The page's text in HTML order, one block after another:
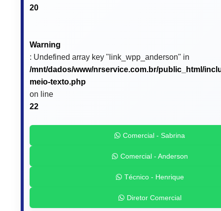
20
Warning
: Undefined array key "link_wpp_anderson" in
/mnt/dados/www/nrservice.com.br/public_html/
meio-texto.php
on line
22
Comercial - Sabrina
Comercial - Anderson
Técnico - Henrique
Diretor Comercial